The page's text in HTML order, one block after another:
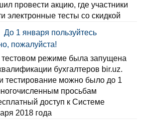
провести акцию, где участники
электронные тесты со скидкой
До 1 января пользуйтесь
пожалуйста!
тестовом режиме была запущена
бухгалтеров bir.uz.
тестирование можно было до 1
просьбам
доступ к Системе
2018 года